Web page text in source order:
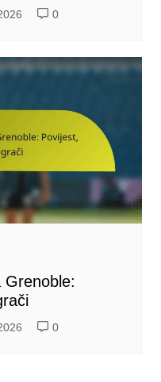
0
Grenoble:
0